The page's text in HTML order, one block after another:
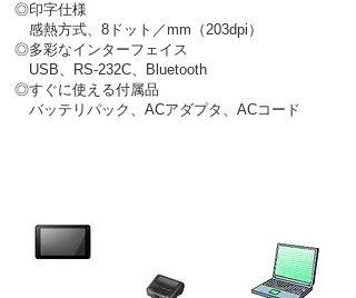
◎印字仕様
感熱方式、8ドット／mm（203dpi）
◎多彩なインターフェイス
USB、RS-232C、Bluetooth
◎すぐに使える付属品
バッテリパック、ACアダプタ、ACコード